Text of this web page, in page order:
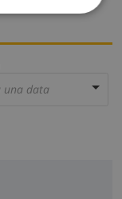
una data